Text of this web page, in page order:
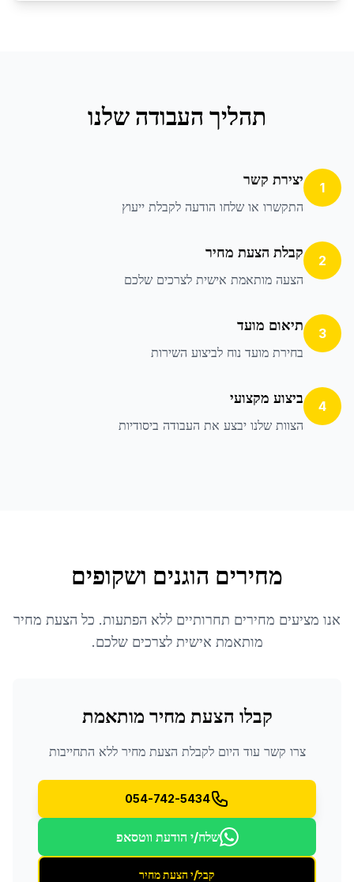
תהליך העבודה שלנו
1 יצירת קשר
התקשרו או שלחו הודעה לקבלת ייעוץ
2 קבלת הצעת מחיר
הצעה מותאמת אישית לצרכים שלכם
3 תיאום מועד
בחירת מועד נוח לביצוע השירות
4 ביצוע מקצועי
הצוות שלנו יבצע את העבודה ביסודיות
מחירים הוגנים ושקופים
אנו מציעים מחירים תחרותיים ללא הפתעות. כל הצעת מחיר
מותאמת אישית לצרכים שלכם.
קבלו הצעת מחיר מותאמת
צרו קשר עוד היום לקבלת הצעת מחיר ללא התחייבות
054-742-5434
שלח/י הודעת ווטסאפ
קבל/י הצעת מחיר